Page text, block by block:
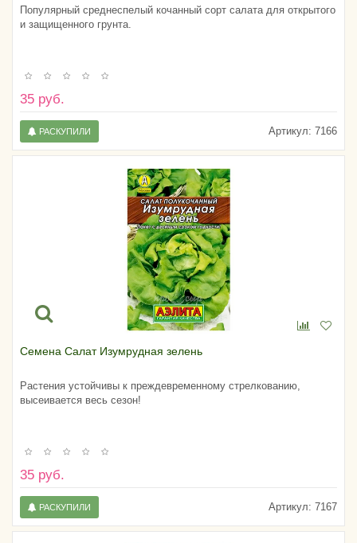
Популярный среднеспелый кочанный сорт салата для открытого
и защищенного грунта.
35 руб.
Артикул: 7166
РАСКУПИЛИ
Семена Салат Изумрудная зелень
Растения устойчивы к преждевременному стрелкованию,
высеивается весь сезон!
35 руб.
Артикул: 7167
РАСКУПИЛИ